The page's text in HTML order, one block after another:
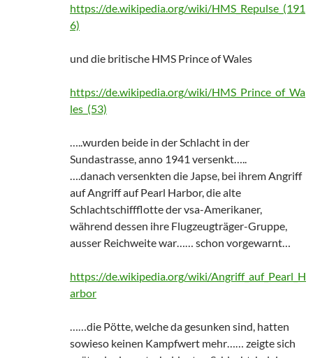
https://de.wikipedia.org/wiki/HMS_Repulse_(191
6)
und die britische HMS Prince of Wales
https://de.wikipedia.org/wiki/HMS_Prince_of_Wa
les_(53)
…..wurden beide in der Schlacht in der
Sundastrasse, anno 1941 versenkt…..
….danach versenkten die Japse, bei ihrem Angriff
auf Angriff auf Pearl Harbor, die alte
Schlachtschiffflotte der vsa-Amerikaner,
während dessen ihre Flugzeugträger-Gruppe,
ausser Reichweite war…… schon vorgewarnt…
https://de.wikipedia.org/wiki/Angriff_auf_Pearl_H
arbor
……die Pötte, welche da gesunken sind, hatten
sowieso keinen Kampfwert mehr…… zeigte sich